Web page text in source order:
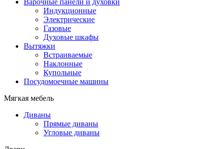
Варочные панели и духовки
Индукционные
Электрические
Газовые
Духовые шкафы
Вытяжки
Встраиваемые
Наклонные
Купольные
Посудомоечные машины
Мягкая мебель
Диваны
Прямые диваны
Угловые диваны